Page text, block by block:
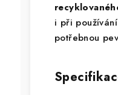
i při
potřebnou